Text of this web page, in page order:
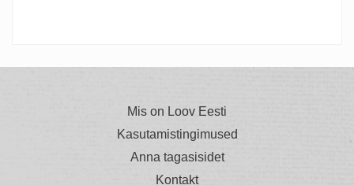
Mis on Loov Eesti
Kasutamistingimused
Anna tagasisidet
Kontakt